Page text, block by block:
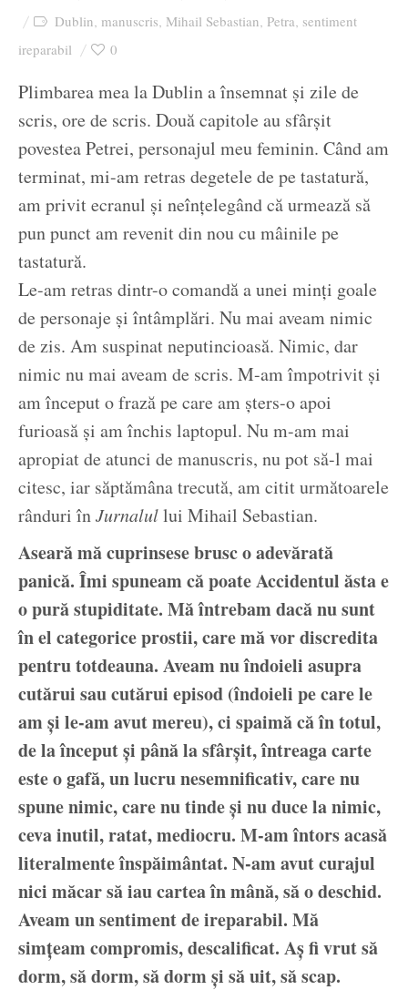
Dublin, manuscris, Mihail Sebastian, Petra, sentiment
ireparabil
0
Plimbarea mea la Dublin a însemnat și zile de
scris, ore de scris. Două capitole au sfârșit
povestea Petrei, personajul meu feminin. Când am
terminat, mi-am retras degetele de pe tastatură,
am privit ecranul și neînțelegând că urmează să
pun punct am revenit din nou cu mâinile pe
tastatură.
Le-am retras dintr-o comandă a unei minți goale
de personaje și întâmplări. Nu mai aveam nimic
de zis. Am suspinat neputincioasă. Nimic, dar
nimic nu mai aveam de scris. M-am împotrivit și
am început o frază pe care am șters-o apoi
furioasă și am închis laptopul. Nu m-am mai
apropiat de atunci de manuscris, nu pot să-l mai
citesc, iar săptămâna trecută, am citit următoarele
rânduri înJurnalullui Mihail Sebastian.
Aseară mă cuprinsese brusc o adevărată
panică. Îmi spuneam că poate Accidentul ăsta e
o pură stupiditate. Mă întrebam dacă nu sunt
în el categorice prostii, care mă vor discredita
pentru totdeauna. Aveam nu îndoieli asupra
cutărui sau cutărui episod (îndoieli pe care le
am și le-am avut mereu), ci spaimă că în totul,
de la început și până la sfârșit, întreaga carte
este o gafă, un lucru nesemnificativ, care nu
spune nimic, care nu tinde și nu duce la nimic,
ceva inutil, ratat, mediocru. M-am întors acasă
literalmente înspăimântat. N-am avut curajul
nici măcar să iau cartea în mână, să o deschid.
Aveam un sentiment de ireparabil. Mă
simțeam compromis, descalificat. Aș fi vrut să
dorm, să dorm, să dorm și să uit, să scap.